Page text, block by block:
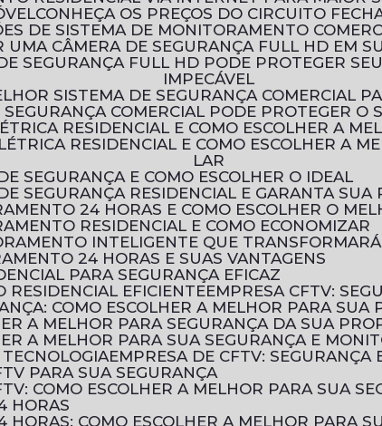
CONHEÇA OS PREÇOS DO CIRCUITO
DE SISTEMA DE MONITORAMENTO
UMA CÂMERA DE SEGURANÇA FULL HD EM
IMPECÁVEL
SISTEMA DE SEGURANÇA COMERCIAL
SEGURANÇA COMERCIAL PODE PROTEGER O
RESIDENCIAL E COMO ESCOLHER A
LAR
SEGURANÇA E COMO ESCOLHER O IDEAL
SEGURANÇA RESIDENCIAL E GARANTA SUA
24 HORAS E COMO ESCOLHER O
RESIDENCIAL E COMO ECONOMIZAR
INTELIGENTE QUE
24 HORAS E SUAS VANTAGENS
PARA SEGURANÇA EFICAZ
RESIDENCIAL EFICIENTE
EMPRESA CFTV:
COMO ESCOLHER A MELHOR PARA SUA
A MELHOR PARA SEGURANÇA DA SUA
A MELHOR PARA SUA SEGURANÇA E
TECNOLOGIA
EMPRESA DE CFTV: SEGURANÇA
PARA SUA SEGURANÇA
COMO ESCOLHER A MELHOR PARA SUA
HORAS
HORAS: COMO ESCOLHER A MELHOR PARA